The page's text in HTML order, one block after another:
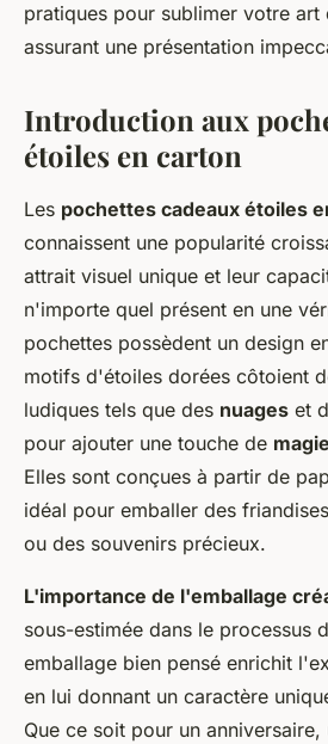
pratiques pour sublimer votre art
assurant une présentation
Introduction aux
étoiles en carton
Les pochettes cadeaux étoiles
connaissent une popularité
attrait visuel unique et leur
n'importe quel présent en une
pochettes possèdent un design
motifs d'étoiles dorées côtoient
ludiques tels que des nuages et
pour ajouter une touche de magie
Elles sont conçues à partir de
idéal pour emballer des
ou des souvenirs précieux.
L'importance de l'emballage
sous-estimée dans le processus
emballage bien pensé enrichit
en lui donnant un caractère
Que ce soit pour un anniversaire,